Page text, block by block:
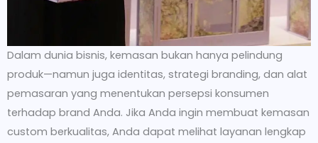
Dalam dunia bisnis, kemasan bukan hanya pelindung
produk—namun juga identitas, strategi branding, dan alat
pemasaran yang menentukan persepsi konsumen
terhadap brand Anda. Jika Anda ingin membuat kemasan
custom berkualitas, Anda dapat melihat layanan lengkap